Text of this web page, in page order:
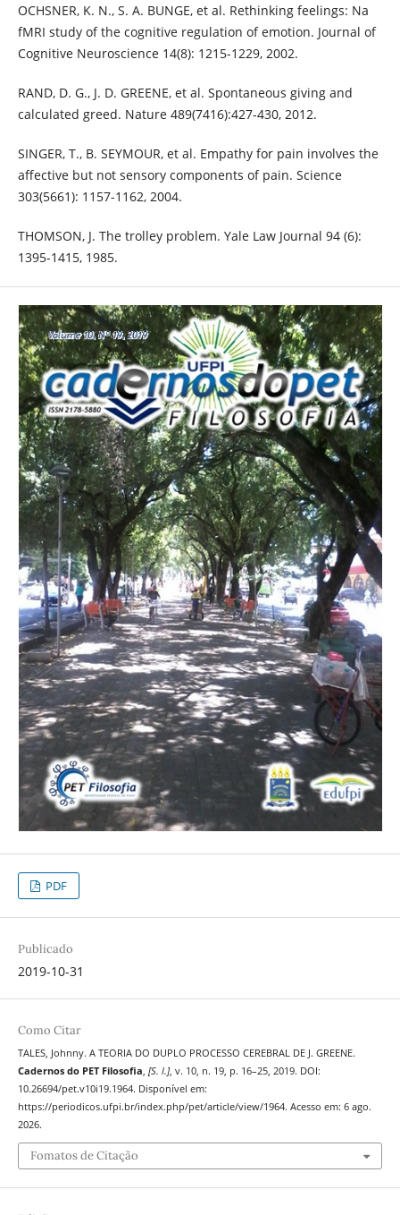
OCHSNER, K. N., S. A. BUNGE, et al. Rethinking feelings: Na
fMRI study of the cognitive regulation of emotion. Journal of
Cognitive Neuroscience 14(8): 1215-1229, 2002.
RAND, D. G., J. D. GREENE, et al. Spontaneous giving and
calculated greed. Nature 489(7416):427-430, 2012.
SINGER, T., B. SEYMOUR, et al. Empathy for pain involves the
affective but not sensory components of pain. Science
303(5661): 1157-1162, 2004.
THOMSON, J. The trolley problem. Yale Law Journal 94 (6):
1395-1415, 1985.
PDF
Publicado
2019-10-31
Como Citar
TALES, Johnny. A TEORIA DO DUPLO PROCESSO CEREBRAL DE J. GREENE.
Cadernos do PET Filosofia [S. l.], v. 10, n. 19, p. 16–25, 2019. DOI:
10.26694/pet.v10i19.1964. Disponível em:
https://periodicos.ufpi.br/index.php/pet/article/view/1964. Acesso em: 6 ago.
2026.
Fomatos de Citação